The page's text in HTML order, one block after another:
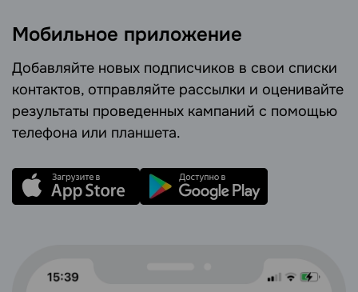
Мобильное приложение
Добавляйте новых подписчиков в свои списки
контактов, отправляйте рассылки и оценивайте
результаты проведенных кампаний с помощью
телефона или планшета.